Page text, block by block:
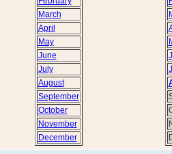
March
April
May
June
July
August
September
October
November
December